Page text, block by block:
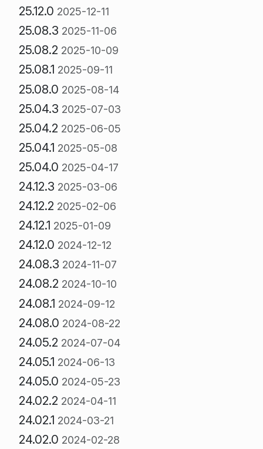
25.12.0 2025-12-11
25.08.3 2025-11-06
25.08.2 2025-10-09
25.08.1 2025-09-11
25.08.0 2025-08-14
25.04.3 2025-07-03
25.04.2 2025-06-05
25.04.1 2025-05-08
25.04.0 2025-04-17
24.12.3 2025-03-06
24.12.2 2025-02-06
24.12.1 2025-01-09
24.12.0 2024-12-12
24.08.3 2024-11-07
24.08.2 2024-10-10
24.08.1 2024-09-12
24.08.0 2024-08-22
24.05.2 2024-07-04
24.05.1 2024-06-13
24.05.0 2024-05-23
24.02.2 2024-04-11
24.02.1 2024-03-21
24.02.0 2024-02-28